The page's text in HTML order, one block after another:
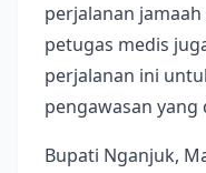
perjalanan
petugas medis
perjalanan ini
pengawasan yang
Bupati Nganjuk,